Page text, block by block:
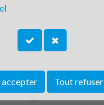
accepter Tout refuser